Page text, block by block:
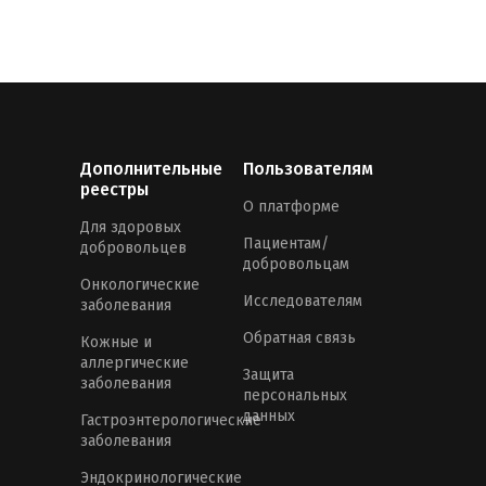
Дополнительные
реестры
Для здоровых
добровольцев
Онкологические
заболевания
Кожные и
аллергические
заболевания
Гастроэнтерологические
заболевания
Эндокринологические
Пользователям
О платформе
Пациентам/
добровольцам
Исследователям
Обратная связь
Защита
персональных
данных